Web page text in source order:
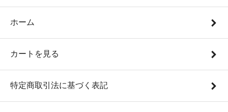
ホーム
カートを見る
特定商取引法に基づく表記